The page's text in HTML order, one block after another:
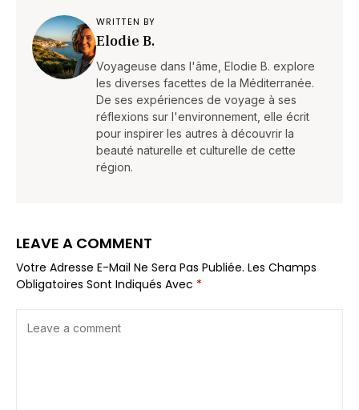
WRITTEN BY
Elodie B.
Voyageuse dans l'âme, Elodie B. explore
les diverses facettes de la Méditerranée.
De ses expériences de voyage à ses
réflexions sur l'environnement, elle écrit
pour inspirer les autres à découvrir la
beauté naturelle et culturelle de cette
région.
LEAVE A COMMENT
Votre Adresse E-Mail Ne Sera Pas Publiée. Les Champs
Obligatoires Sont Indiqués Avec *